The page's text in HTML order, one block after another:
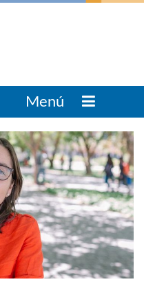
Menú